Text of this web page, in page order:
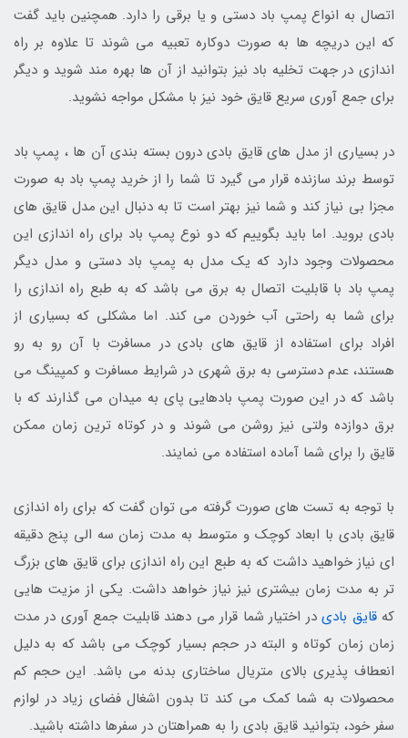
اتصال به انواع پمپ باد دستی و یا برقی را دارد. همچنین باید گفت
که این دریچه ها به صورت دوکاره تعبیه می شوند تا علاوه بر راه
اندازی در جهت تخلیه باد نیز بتوانید از آن ها بهره مند شوید و دیگر
برای جمع آوری سریع قایق خود نیز با مشکل مواجه نشوید.
در بسیاری از مدل های قایق بادی درون بسته بندی آن ها ، پمپ باد
توسط برند سازنده قرار می گیرد تا شما را از خرید پمپ باد به صورت
مجزا بی نیاز کند و شما نیز بهتر است تا به دنبال این مدل قایق های
بادی بروید. اما باید بگوییم که دو نوع پمپ باد برای راه اندازی این
محصولات وجود دارد که یک مدل به پمپ باد دستی و مدل دیگر
پمپ باد با قابلیت اتصال به برق می باشد که به طبع راه اندازی را
برای شما به راحتی آب خوردن می کند. اما مشکلی که بسیاری از
افراد برای استفاده از قایق های بادی در مسافرت با آن رو به رو
هستند، عدم دسترسی به برق شهری در شرایط مسافرت و کمپینگ می
باشد که در این صورت پمپ بادهایی پای به میدان می گذارند که با
برق دوازده ولتی نیز روشن می شوند و در کوتاه ترین زمان ممکن
قایق را برای شما آماده استفاده می نمایند.
با توجه به تست های صورت گرفته می توان گفت که برای راه اندازی
قایق بادی با ابعاد کوچک و متوسط به مدت زمان سه الی پنج دقیقه
ای نیاز خواهید داشت که به طبع این راه اندازی برای قایق های بزرگ
تر به مدت زمان بیشتری نیز نیاز خواهد داشت. یکی از مزیت هایی
کهقایق بادیدر اختیار شما قرار می دهند قابلیت جمع آوری در مدت
زمان زمان کوتاه و البته در حجم بسیار کوچک می باشد که به دلیل
انعطاف پذیری بالای متریال ساختاری بدنه می باشد. این حجم کم
محصولات به شما کمک می کند تا بدون اشغال فضای زیاد در لوازم
سفر خود، بتوانید قایق بادی را به همراهتان در سفرها داشته باشید.